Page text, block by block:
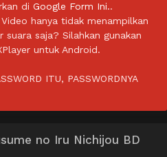
di Google Form Ini..
hanya tidak menampilkan
saja? Silahkan gunakan
untuk Android.
ITU, PASSWORDNYA
no Iru Nichijou BD